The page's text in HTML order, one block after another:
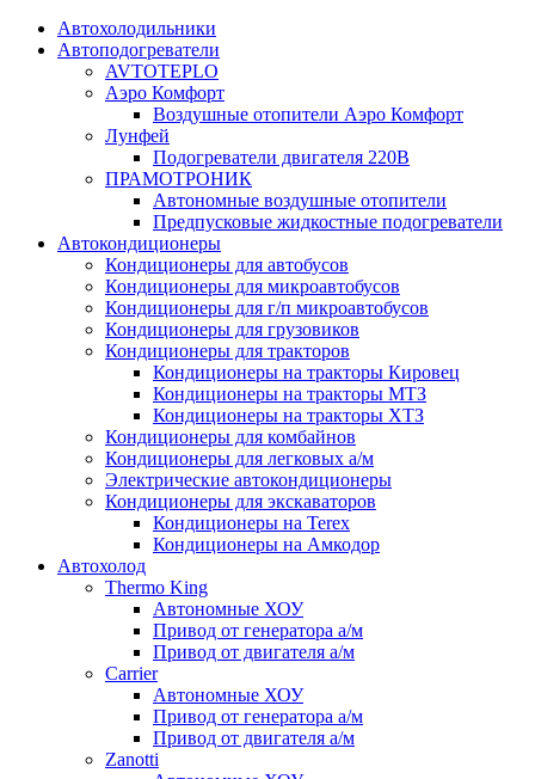
Автохолодильники
Автоподогреватели
AVTOTEPLO
Аэро Комфорт
Воздушные отопители Аэро Комфорт
Лунфей
Подогреватели двигателя 220В
ПРАМОТРОНИК
Автономные воздушные отопители
Предпусковые жидкостные подогреватели
Автокондиционеры
Кондиционеры для автобусов
Кондиционеры для микроавтобусов
Кондиционеры для г/п микроавтобусов
Кондиционеры для грузовиков
Кондиционеры для тракторов
Кондиционеры на тракторы Кировец
Кондиционеры на тракторы МТЗ
Кондиционеры на тракторы ХТЗ
Кондиционеры для комбайнов
Кондиционеры для легковых а/м
Электрические автокондиционеры
Кондиционеры для экскаваторов
Кондиционеры на Terex
Кондиционеры на Амкодор
Автохолод
Thermo King
Автономные ХОУ
Привод от генератора а/м
Привод от двигателя а/м
Carrier
Автономные ХОУ
Привод от генератора а/м
Привод от двигателя а/м
Zanotti